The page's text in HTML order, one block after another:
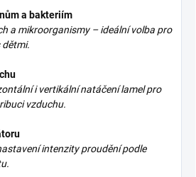
a bakteriím
a mikroorganismy – ideální volba pro
dětmi.
i vertikální natáčení lamel pro
vzduchu.
intenzity proudění podle